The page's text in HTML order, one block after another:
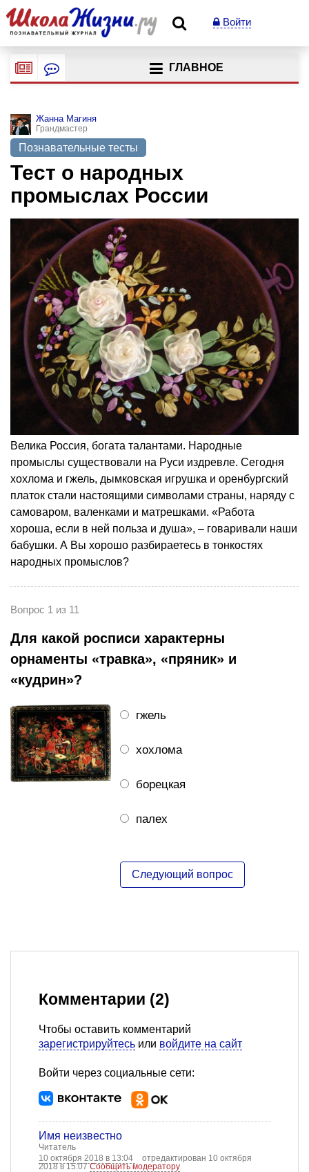
Войти
ГЛАВНОЕ
Жанна Магиня
Грандмастер
Познавательные тесты
Тест о народных
промыслах России
Велика Россия, богата талантами. Народные
промыслы существовали на Руси издревле. Сегодня
хохлома и гжель, дымковская игрушка и оренбургский
платок стали настоящими символами страны, наряду с
самоваром, валенками и матрешками. «Работа
хороша, если в ней польза и душа», – говаривали наши
бабушки. А Вы хорошо разбираетесь в тонкостях
народных промыслов?
Вопрос 1 из 11
Для какой росписи характерны
орнаменты «травка», «пряник» и
«кудрин»?
гжель
хохлома
борецкая
палех
Комментарии (2)
Чтобы оставить комментарий
зарегистрируйтесь или войдите на сайт
Войти через социальные сети:
Имя неизвестно
Читатель
10 октября 2018 в 13:04
отредактирован 10 октября
2018 в 15:07Сообщить модератору